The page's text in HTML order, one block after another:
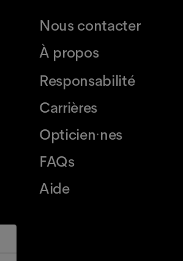
Nous contacter
À propos
Responsabilité
Carrières
Opticien·nes
FAQs
Aide